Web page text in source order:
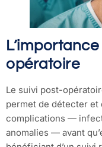
opératoire
Le suivi post-
permet de détecter et
complications —
anomalies — avant